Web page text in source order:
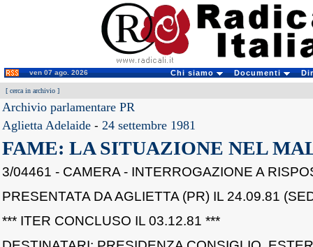
ven 07 ago. 2026 Chi siamo Documenti
[ cerca in archivio ]
Archivio parlamentare PR
Aglietta Adelaide - 24 settembre 1981
FAME: LA SITUAZIONE NEL
3/04461 - CAMERA - INTERROGAZIONE A
PRESENTATA DA AGLIETTA (PR) IL 24.09.81
*** ITER CONCLUSO IL 03.12.81 ***